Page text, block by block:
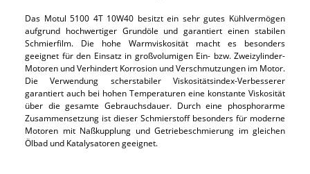
Das Motul 5100 4T 10W40 besitzt ein sehr gutes Kühlvermögen
aufgrund hochwertiger Grundöle und garantiert einen stabilen
Schmierfilm. Die hohe Warmviskosität macht es besonders
geeignet für den Einsatz in großvolumigen Ein- bzw. Zweizylinder-
Motoren und Verhindert Korrosion und Verschmutzungen im Motor.
Die Verwendung scherstabiler Viskositätsindex-Verbesserer
garantiert auch bei hohen Temperaturen eine konstante Viskosität
über die gesamte Gebrauchsdauer. Durch eine phosphorarme
Zusammensetzung ist dieser Schmierstoff besonders für moderne
Motoren mit Naßkupplung und Getriebeschmierung im gleichen
Ölbad und Katalysatoren geeignet.